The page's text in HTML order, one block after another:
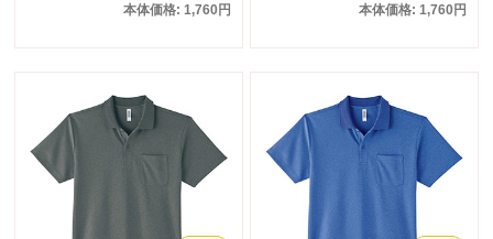
本体価格: 1,760円 本体価格: 1,760円